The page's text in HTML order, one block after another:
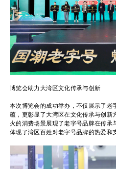
博览会助力大湾区文化传承与创新
本次博览会的成功举办，不仅展示了老
蕴，更彰显了大湾区在文化传承与创新
火的消费场景展现了老字号品牌在传
体现了湾区百姓对老字号品牌的热爱和